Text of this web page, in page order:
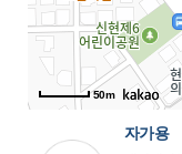
50m
자가용